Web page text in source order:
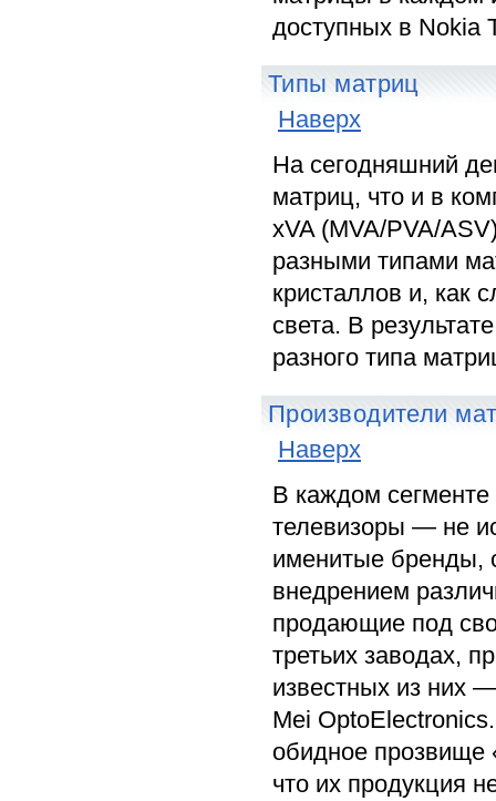
доступных в Nokia
Типы матриц
Наверх
На сегодняшний
матриц, что и в
xVA (MVA/PVA/
разными типами
кристаллов и, как
света. В
разного типа
Производители
Наверх
В каждом
телевизоры — не
именитые бренды,
внедрением
продающие под
третьих заводах,
известных из них
Mei
обидное прозвище
что их продукция